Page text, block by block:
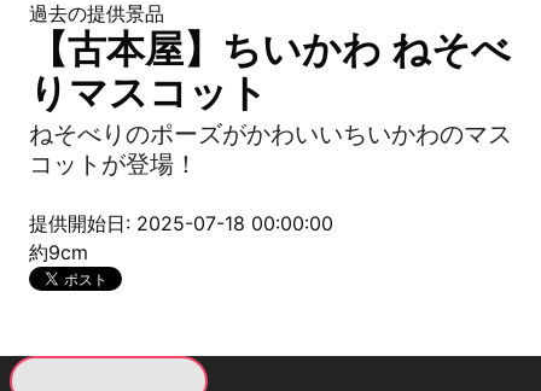
過去の提供景品
【古本屋】ちいかわ ねそべ
りマスコット
ねそべりのポーズがかわいいちいかわのマス
コットが登場！
提供開始日: 2025-07-18 00:00:00
約9cm